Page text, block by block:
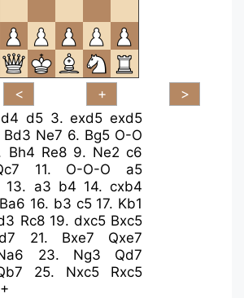
d4 d5 3.exd5 exd5
Bd3 Ne7 6. Bg5 O-O
Bh4 Re8 9. Ne2 c6
11. O-O-O
a5
13. a3 b4 14.cxb4
Ba6 16. b3 c5 17. Kb1
Rc8 19. dxc5 Bxc5
21. Bxe7
Qxe7
23. Ng3
Qd7
25. Nxc5
Rxc5